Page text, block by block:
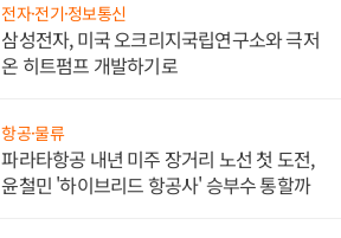
전자·전기·정보통신
삼성전자, 미국 오크리지국립연구소와 극저
온 히트펌프 개발하기로
항공·물류
파라타항공 내년 미주 장거리 노선 첫 도전,
윤철민 '하이브리드 항공사' 승부수 통할까